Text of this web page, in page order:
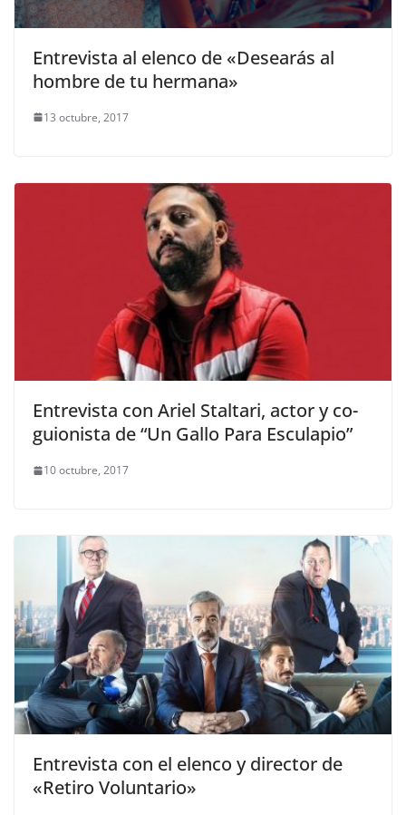
Entrevista al elenco de «Desearás al
hombre de tu hermana»
13 octubre, 2017
Entrevista con Ariel Staltari, actor y co-
guionista de “Un Gallo Para Esculapio”
10 octubre, 2017
Entrevista con el elenco y director de
«Retiro Voluntario»